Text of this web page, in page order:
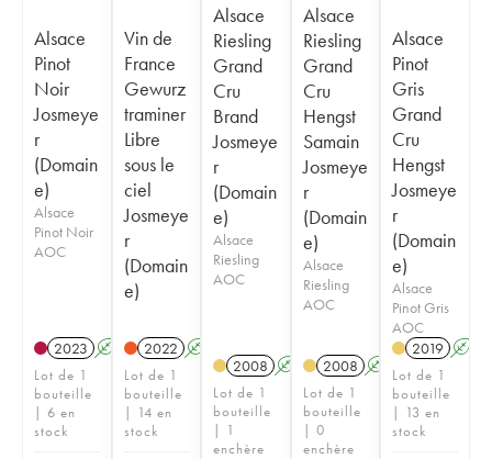
Alsace
Pinot
Noir
Josmeye
r
(Domain
e)
Alsace
Pinot Noir
AOC
2023 A
Lot de 1
bouteille
| 6 en
stock
Vin de
France
Gewurz
traminer
Libre
sous le
ciel
Josmeye
r
(Domain
e)
2022 A
Lot de 1
bouteille
| 14 en
stock
Alsace
Riesling
Grand
Cru
Brand
Josmeye
r
(Domain
e)
Alsace
Riesling
AOC
2008 A
Lot de 1
bouteille
| 1
enchère
Alsace
Riesling
Grand
Cru
Hengst
Samain
Josmeye
r
(Domain
e)
Alsace
Riesling
AOC
2008 A
Lot de 1
bouteille
| 0
enchère
Alsace
Pinot
Gris
Grand
Cru
Hengst
Josmeye
r
(Domain
e)
Alsace
Pinot Gris
AOC
2019 A
Lot de 1
bouteille
| 13 en
stock